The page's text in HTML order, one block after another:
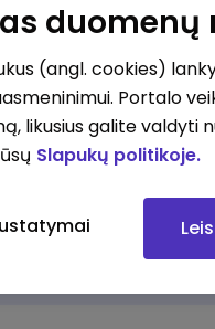
Užsakymų komplektuotojas (-a) Vilniuje (Gariūnai)
(angl. cookies)
Portalo
likusius galite valdyti
Slapukų politikoje.